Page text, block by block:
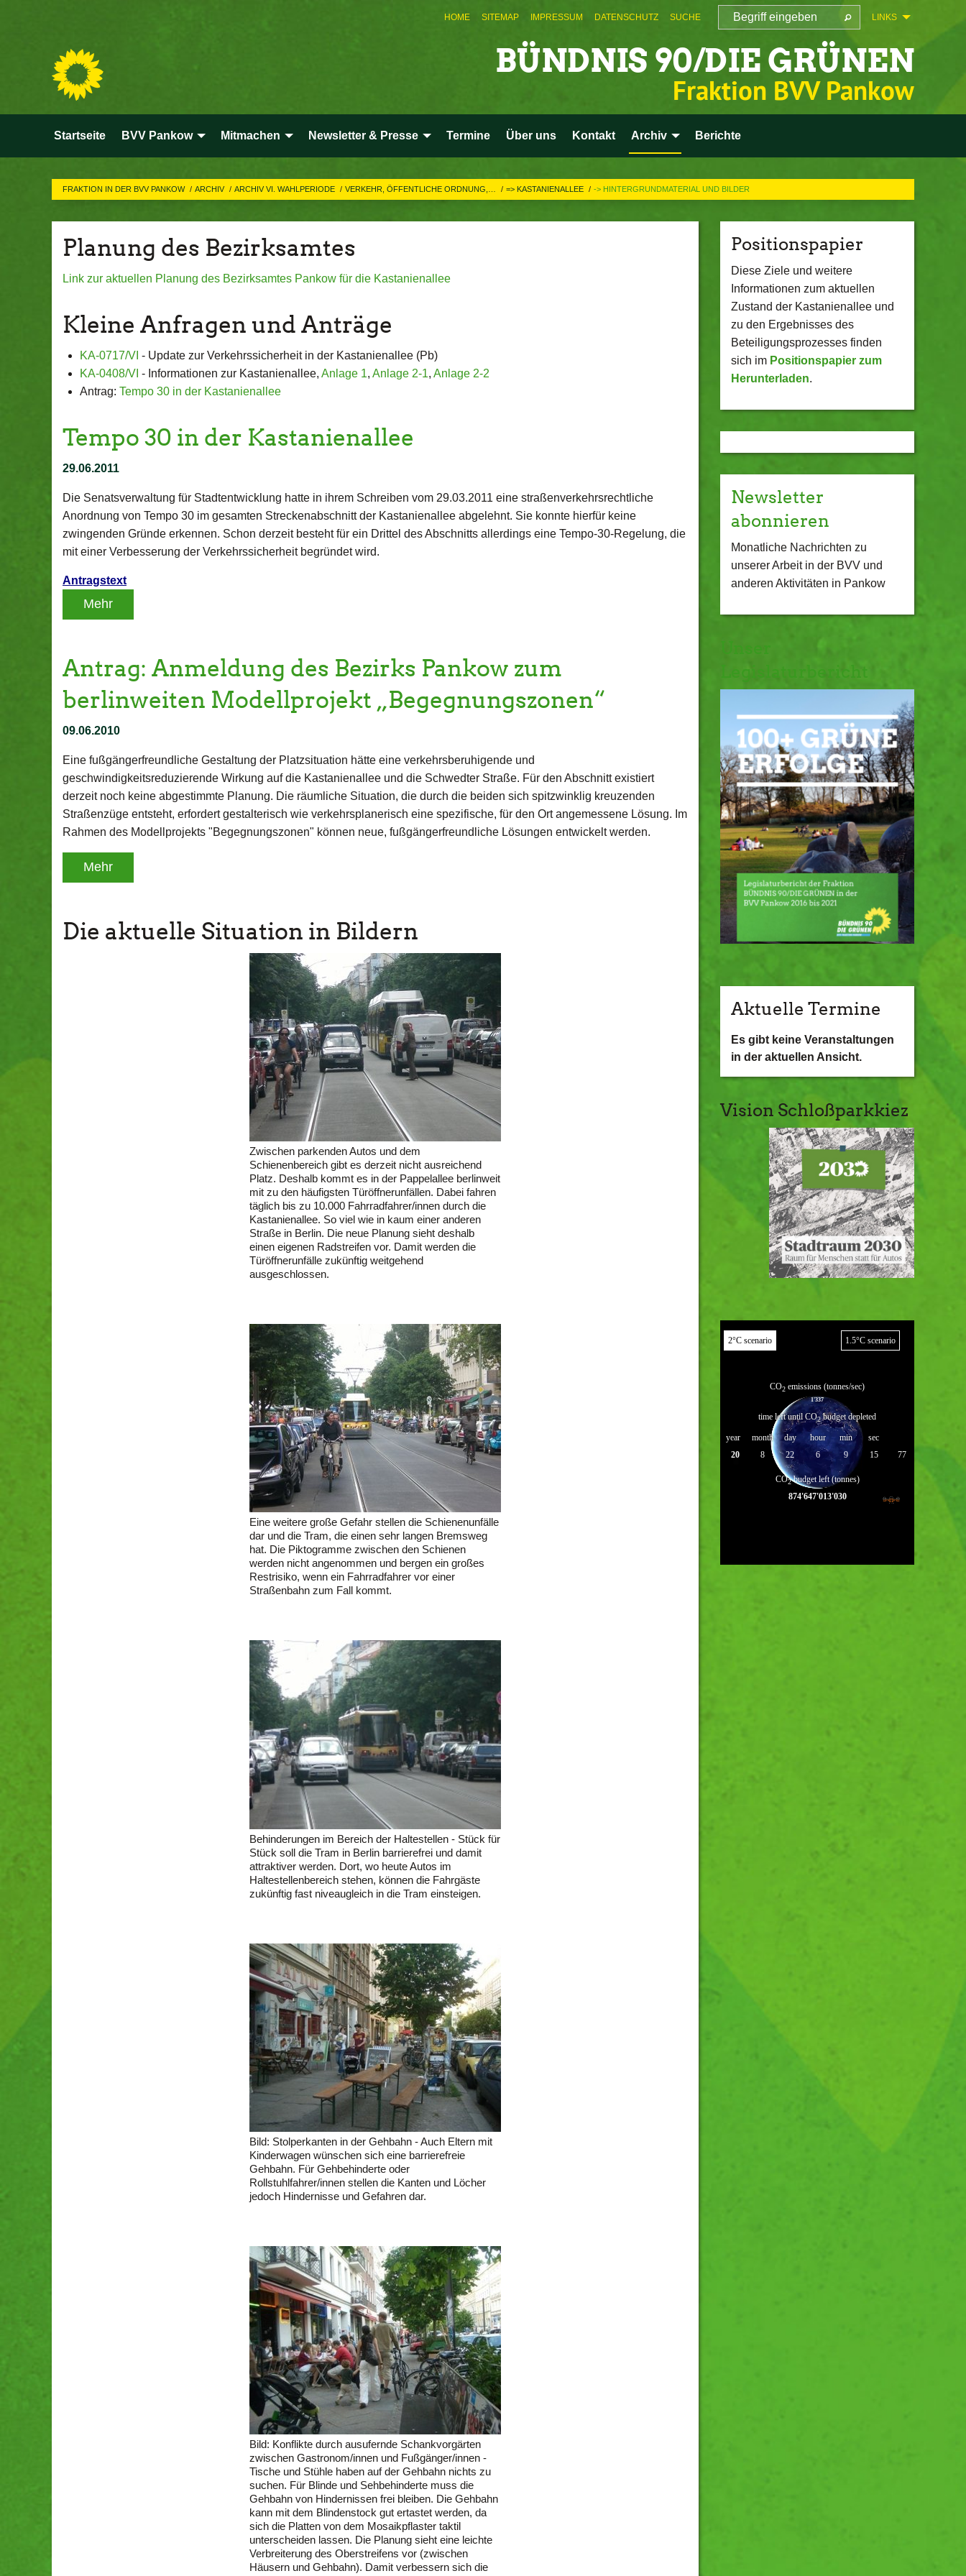
LINKS
HOME SITEMAP IMPRESSUM DATENSCHUTZ SUCHE
BÜNDNIS 90/DIE GRÜNEN
Fraktion BVV Pankow
Startseite BVV Pankow Mitmachen Newsletter & Presse Termine Über uns Kontakt Archiv Berichte
FRAKTION IN DER BVV PANKOW ARCHIV ARCHIV VI. WAHLPERIODE VERKEHR, ÖFFENTLICHE ORDNUNG,… => KASTANIENALLEE -> HINTERGRUNDMATERIAL UND BILDER
Planung des Bezirksamtes
Link zur aktuellen Planung des Bezirksamtes Pankow für die Kastanienallee
Kleine Anfragen und Anträge
KA-0717/VI - Update zur Verkehrssicherheit in der Kastanienallee (Pb)
KA-0408/VI - Informationen zur Kastanienallee, Anlage 1, Anlage 2-1, Anlage 2-2
Antrag: Tempo 30 in der Kastanienallee
Tempo 30 in der Kastanienallee
29.06.2011
Die Senatsverwaltung für Stadtentwicklung hatte in ihrem Schreiben vom 29.03.2011 eine straßenverkehrsrechtliche
Anordnung von Tempo 30 im gesamten Streckenabschnitt der Kastanienallee abgelehnt. Sie konnte hierfür keine
zwingenden Gründe erkennen. Schon derzeit besteht für ein Drittel des Abschnitts allerdings eine Tempo-30-Regelung, die
mit einer Verbesserung der Verkehrssicherheit begründet wird.
Antragstext
Mehr
Antrag: Anmeldung des Bezirks Pankow zum
berlinweiten Modellprojekt „Begegnungszonen“
09.06.2010
Eine fußgängerfreundliche Gestaltung der Platzsituation hätte eine verkehrsberuhigende und
geschwindigkeitsreduzierende Wirkung auf die Kastanienallee und die Schwedter Straße. Für den Abschnitt existiert
derzeit noch keine abgestimmte Planung. Die räumliche Situation, die durch die beiden sich spitzwinklig kreuzenden
Straßenzüge entsteht, erfordert gestalterisch wie verkehrsplanerisch eine spezifische, für den Ort angemessene Lösung. Im
Rahmen des Modellprojekts "Begegnungszonen" können neue, fußgängerfreundliche Lösungen entwickelt werden.
Mehr
Die aktuelle Situation in Bildern
Zwischen parkenden Autos und dem
Schienenbereich gibt es derzeit nicht ausreichend
Platz. Deshalb kommt es in der Pappelallee berlinweit
mit zu den häufigsten Türöffnerunfällen. Dabei fahren
täglich bis zu 10.000 Fahrradfahrer/innen durch die
Kastanienallee. So viel wie in kaum einer anderen
Straße in Berlin. Die neue Planung sieht deshalb
einen eigenen Radstreifen vor. Damit werden die
Türöffnerunfälle zukünftig weitgehend
ausgeschlossen.
Eine weitere große Gefahr stellen die Schienenunfälle
dar und die Tram, die einen sehr langen Bremsweg
hat. Die Piktogramme zwischen den Schienen
werden nicht angenommen und bergen ein großes
Restrisiko, wenn ein Fahrradfahrer vor einer
Straßenbahn zum Fall kommt.
Behinderungen im Bereich der Haltestellen - Stück für
Stück soll die Tram in Berlin barrierefrei und damit
attraktiver werden. Dort, wo heute Autos im
Haltestellenbereich stehen, können die Fahrgäste
zukünftig fast niveaugleich in die Tram einsteigen.
Bild: Stolperkanten in der Gehbahn - Auch Eltern mit
Kinderwagen wünschen sich eine barrierefreie
Gehbahn. Für Gehbehinderte oder
Rollstuhlfahrer/innen stellen die Kanten und Löcher
jedoch Hindernisse und Gefahren dar.
Bild: Konflikte durch ausufernde Schankvorgärten
zwischen Gastronom/innen und Fußgänger/innen -
Tische und Stühle haben auf der Gehbahn nichts zu
suchen. Für Blinde und Sehbehinderte muss die
Gehbahn von Hindernissen frei bleiben. Die Gehbahn
kann mit dem Blindenstock gut ertastet werden, da
sich die Platten von dem Mosaikpflaster taktil
unterscheiden lassen. Die Planung sieht eine leichte
Verbreiterung des Oberstreifens vor (zwischen
Häusern und Gehbahn). Damit verbessern sich die
Positionspapier
Diese Ziele und weitere
Informationen zum aktuellen
Zustand der Kastanienallee und
zu den Ergebnisses des
Beteiligungsprozesses finden
sich im Positionspapier zum
Herunterladen.
Newsletter
abonnieren
Monatliche Nachrichten zu
unserer Arbeit in der BVV und
anderen Aktivitäten in Pankow
Legislaturbericht
Aktuelle Termine
Es gibt keine Veranstaltungen
in der aktuellen Ansicht.
Vision Schloßparkkiez